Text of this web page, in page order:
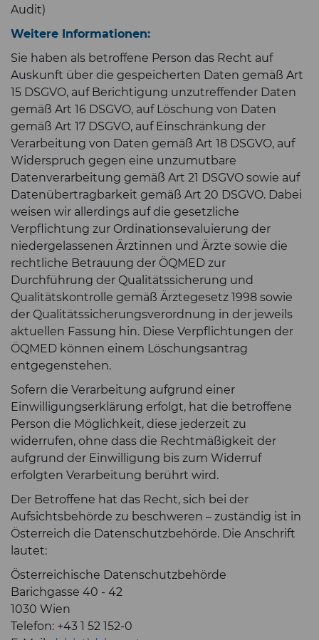
Audit)
Weitere Informationen:
Sie haben als betroffene Person das Recht auf
Auskunft über die gespeicherten Daten gemäß Art
15 DSGVO, auf Berichtigung unzutreffender Daten
gemäß Art 16 DSGVO, auf Löschung von Daten
gemäß Art 17 DSGVO, auf Einschränkung der
Verarbeitung von Daten gemäß Art 18 DSGVO, auf
Widerspruch gegen eine unzumutbare
Datenverarbeitung gemäß Art 21 DSGVO sowie auf
Datenübertragbarkeit gemäß Art 20 DSGVO. Dabei
weisen wir allerdings auf die gesetzliche
Verpflichtung zur Ordinationsevaluierung der
niedergelassenen Ärztinnen und Ärzte sowie die
rechtliche Betrauung der ÖQMED zur
Durchführung der Qualitätssicherung und
Qualitätskontrolle gemäß Ärztegesetz 1998 sowie
der Qualitätssicherungsverordnung in der jeweils
aktuellen Fassung hin. Diese Verpflichtungen der
ÖQMED können einem Löschungsantrag
entgegenstehen.
Sofern die Verarbeitung aufgrund einer
Einwilligungserklärung erfolgt, hat die betroffene
Person die Möglichkeit, diese jederzeit zu
widerrufen, ohne dass die Rechtmäßigkeit der
aufgrund der Einwilligung bis zum Widerruf
erfolgten Verarbeitung berührt wird.
Der Betroffene hat das Recht, sich bei der
Aufsichtsbehörde zu beschweren – zuständig ist in
Österreich die Datenschutzbehörde. Die Anschrift
lautet:
Österreichische Datenschutzbehörde
Barichgasse 40 - 42
1030 Wien
Telefon: +43 1 52 152-0